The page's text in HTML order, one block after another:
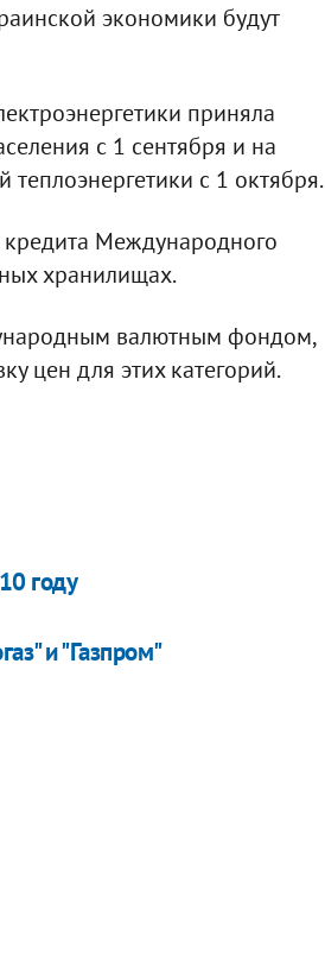
экономики будут
приняла
с 1 сентября и на
с 1 октября.
Международного
хранилищах.
валютным фондом,
цен для этих категорий.
году
и "Газпром"